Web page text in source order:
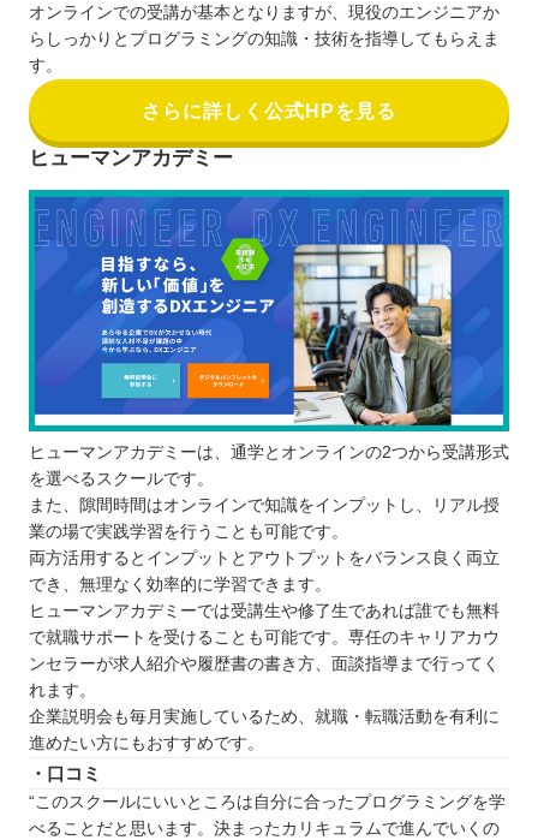
オンラインでの受講が基本となりますが、現役のエンジニアか
らしっかりとプログラミングの知識・技術を指導してもらえま
す。
さらに詳しく公式HPを見る
ヒューマンアカデミー
ヒューマンアカデミーは、通学とオンラインの2つから受講形式
を選べるスクールです。
また、隙間時間はオンラインで知識をインプットし、リアル授
業の場で実践学習を行うことも可能です。
両方活用するとインプットとアウトプットをバランス良く両立
でき、無理なく効率的に学習できます。
ヒューマンアカデミーでは受講生や修了生であれば誰でも無料
で就職サポートを受けることも可能です。専任のキャリアカウ
ンセラーが求人紹介や履歴書の書き方、面談指導まで行ってく
れます。
企業説明会も毎月実施しているため、就職・転職活動を有利に
進めたい方にもおすすめです。
・口コミ
“このスクールにいいところは自分に合ったプログラミングを学
べることだと思います。決まったカリキュラムで進んでいくの